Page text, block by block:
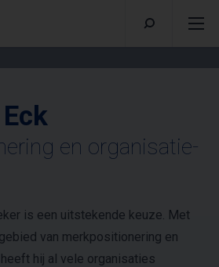
en organisatie-
is een uitstekende keuze. Met
van merkpositionering en
hij al vele organisaties